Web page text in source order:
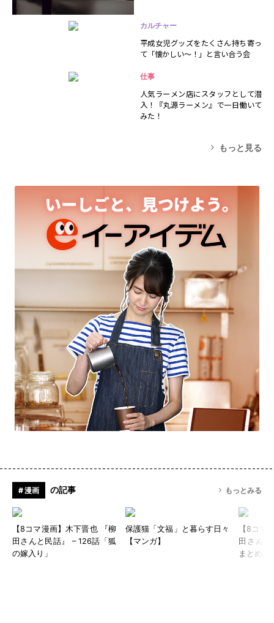
カルチャー
平成女児グッズをたくさん持ち寄っ
て「懐かしい～！」と言い合う会
仕事
人気ラーメン店にスタッフとして潜
入！『丸源ラーメン』で一日働いて
みた！
もっと見る
# 漫画 の記事 もっとみる
【8コマ漫画】木下晋也 『柳
田さんと民話』 – 126話「狐
の嫁入り」
保護猫「文福」と暮らす日々
【マンガ】
【8コマ
田さん
まとめ読